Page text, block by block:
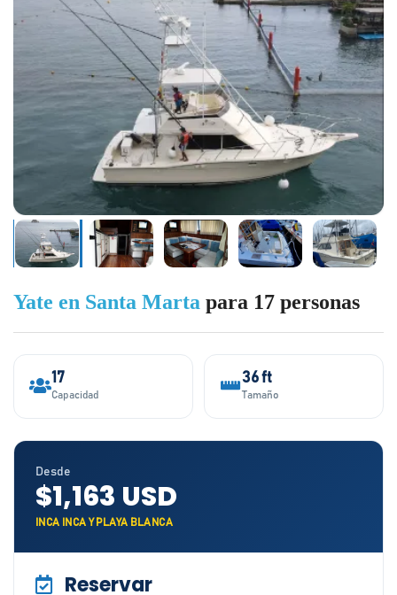
Yate en Santa Marta para 17 personas
17
Capacidad
36 ft
Tamaño
Desde
$1,163 USD
INCA INCA Y PLAYA BLANCA
Reservar